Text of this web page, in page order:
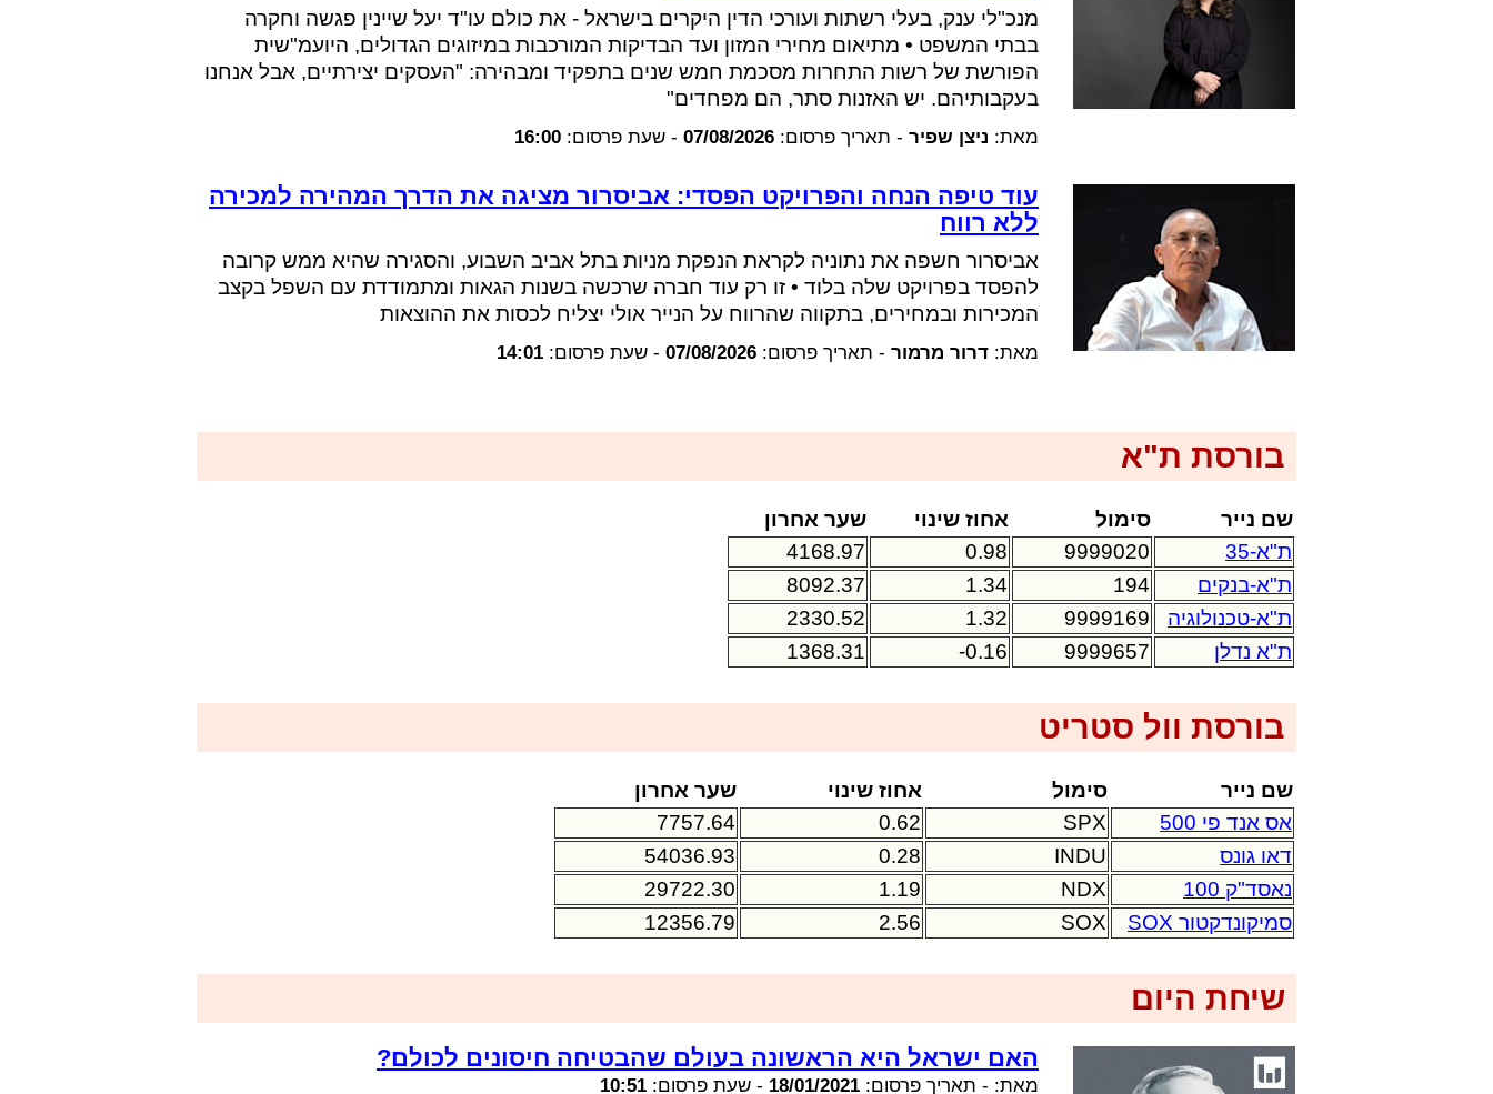
מנכ"לי ענק, בעלי רשתות ועורכי הדין היקרים בישראל - את כולם עו"ד יעל שיינין פגשה וחקרה
בבתי המשפט • מתיאום מחירי המזון ועד הבדיקות המורכבות במיזוגים הגדולים, היועמ"שית
הפורשת של רשות התחרות מסכמת חמש שנים בתפקיד ומבהירה: "העסקים יצירתיים, אבל אנחנו
בעקבותיהם. יש האזנות סתר, הם מפחדים"
מאת: ניצן שפיר - תאריך פרסום: 07/08/2026
- שעת פרסום: 16:00
עוד טיפה הנחה והפרויקט הפסדי: אביסרור מציגה את הדרך המהירה למכירה
ללא רווח
אביסרור חשפה את נתוניה לקראת הנפקת מניות בתל אביב השבוע, והסגירה שהיא ממש קרובה
להפסד בפרויקט שלה בלוד • זו רק עוד חברה שרכשה בשנות הגאות ומתמודדת עם השפל בקצב
המכירות ובמחירים, בתקווה שהרווח על הנייר אולי יצליח לכסות את ההוצאות
מאת: דרור מרמור - תאריך פרסום: 07/08/2026
- שעת פרסום: 14:01
בורסת ת"א
שם נייר סימול אחוז שינוי
שער אחרון
ת"א-35
9999020
0.98
4168.97
ת"א-בנקים
194
1.34
8092.37
ת"א-טכנולוגיה
9999169
1.32
2330.52
ת"א נדלן
9999657
-0.16
1368.31
בורסת וול סטריט
שם נייר סימול אחוז שינוי
שער אחרון
אס אנד פי 500
SPX
0.62
7757.64
דאו גונס
INDU
0.28
54036.93
נאסד"ק 100
NDX
1.19
29722.30
סמיקונדקטור SOX
SOX
2.56
12356.79
שיחת היום
האם ישראל היא הראשונה בעולם שהבטיחה חיסונים לכולם?
מאת: - תאריך פרסום: 18/01/2021
- שעת פרסום: 10:51